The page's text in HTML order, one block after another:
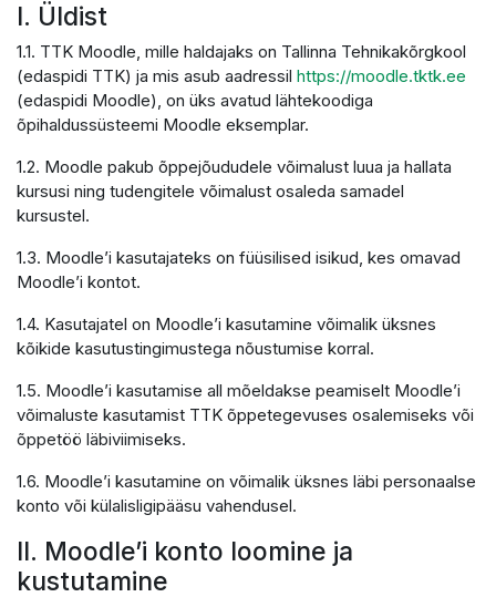
I. Üldist
1.1. TTK Moodle, mille haldajaks on Tallinna Tehnikakõrgkool
(edaspidi TTK) ja mis asub aadressil https://moodle.tktk.ee
(edaspidi Moodle), on üks avatud lähtekoodiga
õpihaldussüsteemi Moodle eksemplar.
1.2. Moodle pakub õppejõududele võimalust luua ja hallata
kursusi ning tudengitele võimalust osaleda samadel
kursustel.
1.3. Moodle’i kasutajateks on füüsilised isikud, kes omavad
Moodle’i kontot.
1.4. Kasutajatel on Moodle’i kasutamine võimalik üksnes
kõikide kasutustingimustega nõustumise korral.
1.5. Moodle’i kasutamise all mõeldakse peamiselt Moodle’i
võimaluste kasutamist TTK õppetegevuses osalemiseks või
õppetöö läbiviimiseks.
1.6. Moodle’i kasutamine on võimalik üksnes läbi personaalse
konto või külalisligipääsu vahendusel.
II. Moodle’i konto loomine ja
kustutamine